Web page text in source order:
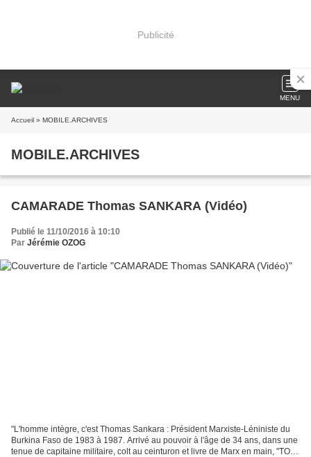
Publicité
MENU
Accueil » MOBILE.ARCHIVES
MOBILE.ARCHIVES
CAMARADE Thomas SANKARA (Vidéo)
Publié le 11/10/2016 à 10:10
Par Jérémie OZOG
"L'homme intègre, c'est Thomas Sankara : Président Marxiste-Léniniste du
Burkina Faso de 1983 à 1987. Arrivé au pouvoir à l'âge de 34 ans, dans une
tenue de capitaine militaire, colt au ceinturon et livre de Marx en main, "TOM